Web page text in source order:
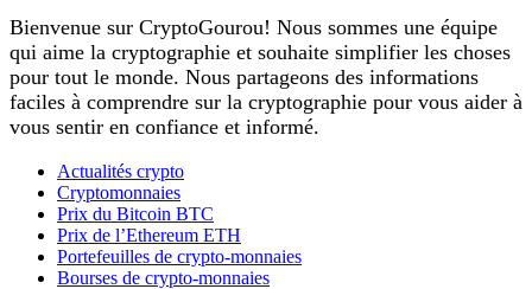
Bienvenue sur CryptoGourou! Nous sommes une équipe
qui aime la cryptographie et souhaite simplifier les choses
pour tout le monde. Nous partageons des informations
faciles à comprendre sur la cryptographie pour vous aider à
vous sentir en confiance et informé.
Actualités crypto
Cryptomonnaies
Prix du Bitcoin BTC
Prix de l’Ethereum ETH
Portefeuilles de crypto-monnaies
Bourses de crypto-monnaies